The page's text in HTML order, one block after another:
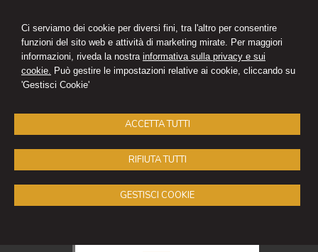
Ci serviamo dei cookie per diversi fini, tra l'altro per consentire
funzioni del sito web e attività di marketing mirate. Per maggiori
informazioni, riveda la nostra informativa sulla privacy e sui
cookie. Può gestire le impostazioni relative ai cookie, cliccando su
'Gestisci Cookie'
ACCETTA TUTTI
RIFIUTA TUTTI
GESTISCI COOKIE